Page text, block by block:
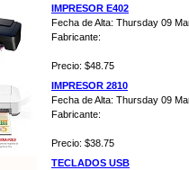
IMPRESOR E402
Fecha de Alta: Thursday 09
Fabricante:
Precio: $48.75
IMPRESOR 2810
Fecha de Alta: Thursday 09
Fabricante:
Precio: $38.75
TECLADOS USB